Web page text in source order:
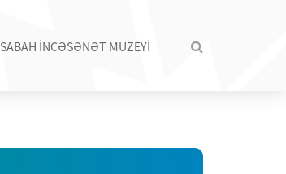
SABAH İNCƏSƏNƏT MUZEYİ